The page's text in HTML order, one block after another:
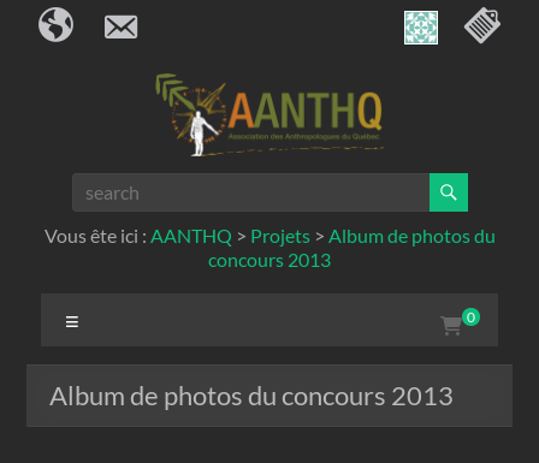
Menu de
AANTHQ
Vous ête ici : AANTHQ > Projets> Album de photos du
concours 2013
0
Album de photos du concours 2013